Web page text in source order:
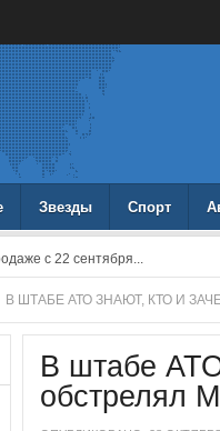
Звезды Спорт
с 22 сентября...
В ШТАБЕ АТО ЗНАЮТ, КТО И
В штабе АТО
обстрелял